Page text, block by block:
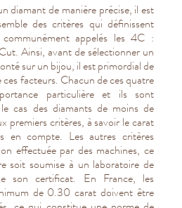
diamant de manière précise, il est
des critères qui définissent
appelés les 4C :
Ainsi, avant de sélectionner un
sur un bijou, il est primordial de
facteurs. Chacun de ces quatre
particulière et ils sont
cas des diamants de moins de
premiers critères, à savoir le carat
en compte. Les autres critères
effectuée par des machines, ce
soit soumise à un laboratoire de
son certificat. En France, les
de 0.30 carat doivent être